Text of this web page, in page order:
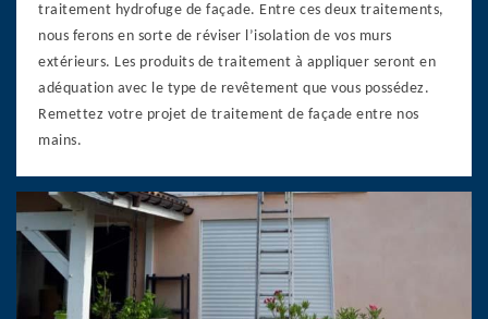
traitement hydrofuge de façade. Entre ces deux traitements,
nous ferons en sorte de réviser l’isolation de vos murs
extérieurs. Les produits de traitement à appliquer seront en
adéquation avec le type de revêtement que vous possédez.
Remettez votre projet de traitement de façade entre nos
mains.